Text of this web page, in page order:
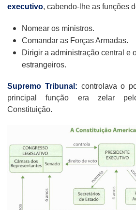
executivo, cabendo-lhe as funções
Nomear os ministros.
Comandar as Forças Armadas.
Dirigir a administração central e
estrangeiros.
Supremo Tribunal: controlava o
principal função era zelar
Constituição.